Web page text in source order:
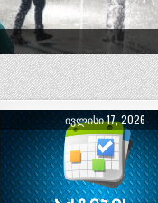
ᲘᲕᲚᲘᲡᲘ 17, 2026